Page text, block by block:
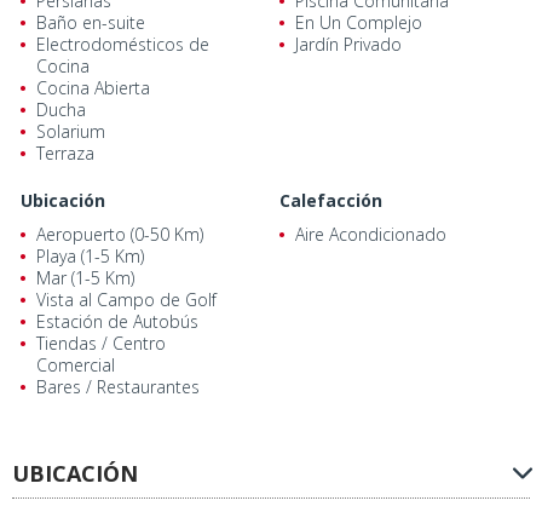
Baño en-suite
Electrodomésticos de
Cocina
Cocina Abierta
Ducha
Solarium
Terraza
En Un Complejo
Jardín Privado
Ubicación
Aeropuerto (0-50 Km)
Playa (1-5 Km)
Mar (1-5 Km)
Vista al Campo de Golf
Estación de Autobús
Tiendas / Centro
Comercial
Bares / Restaurantes
Calefacción
Aire Acondicionado
UBICACIÓN